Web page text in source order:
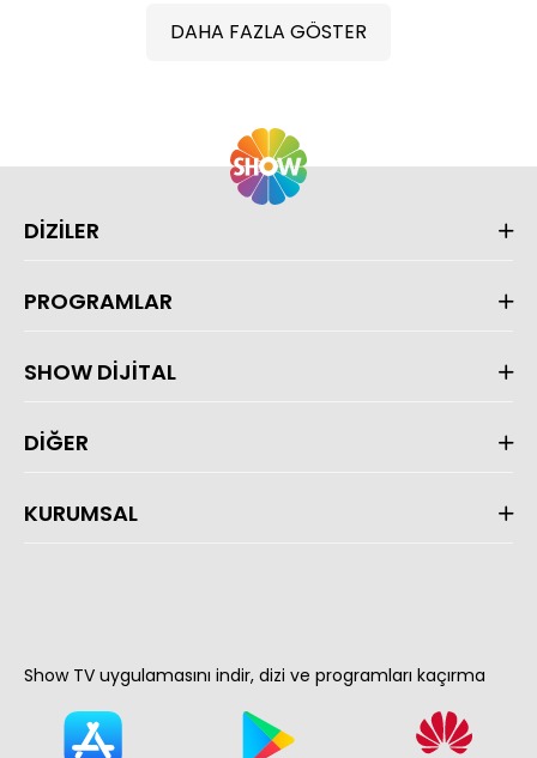
DAHA FAZLA GÖSTER
DİZİLER
PROGRAMLAR
SHOW DİJİTAL
DİĞER
KURUMSAL
Show TV uygulamasını indir, dizi ve programları kaçırma